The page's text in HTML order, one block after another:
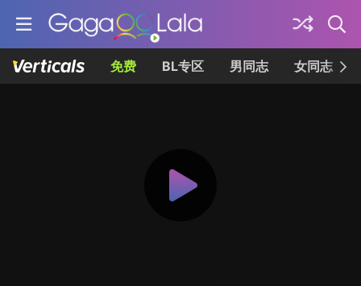
免费 BL专区 男同志 女同志